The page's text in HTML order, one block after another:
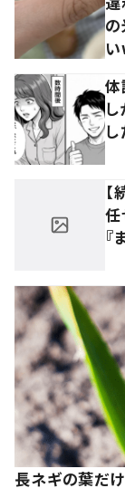
の
体
任
『
長ネギの葉だ